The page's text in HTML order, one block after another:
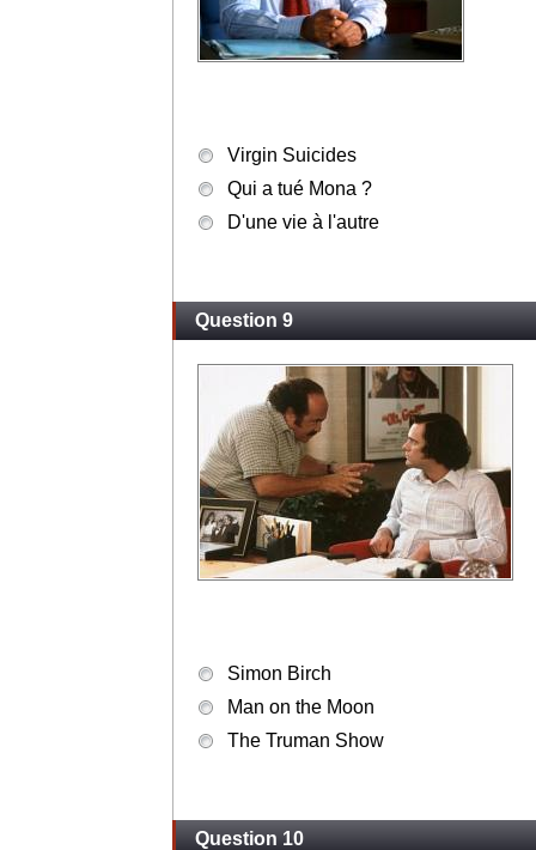
Virgin Suicides
Qui a tué Mona ?
D'une vie à l'autre
Question 9
Simon Birch
Man on the Moon
The Truman Show
Question 10